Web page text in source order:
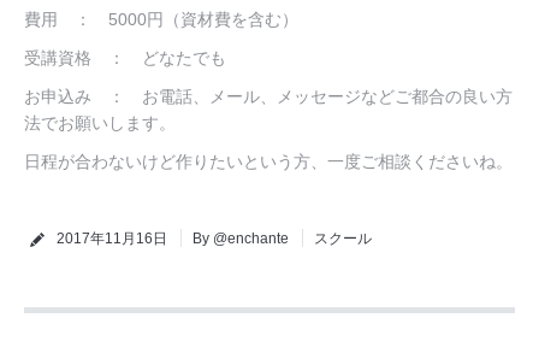
費用 ： 5000円（資材費を含む）
受講資格 ： どなたでも
お申込み ： お電話、メール、メッセージなどご都合の良い方
法でお願いします。
日程が合わないけど作りたいという方、一度ご相談くださいね。
2017年11月16日 By @enchante スクール